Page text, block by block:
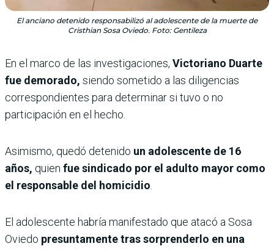
El anciano detenido responsabilizó al adolescente de la muerte de
Cristhian Sosa Oviedo. Foto: Gentileza
En el marco de las investigaciones, Victoriano Duarte
fue demorado, siendo sometido a las diligencias
correspondientes para determinar si tuvo o no
participación en el hecho.
Asimismo, quedó detenido un adolescente de 16
años, quien fue sindicado por el adulto mayor como
el responsable del homicidio
El adolescente habría manifestado que atacó a Sosa
Oviedo presuntamente tras sorprenderlo en una